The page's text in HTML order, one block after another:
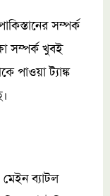
সম্পর্ক
সম্পর্ক খুবই
পাওয়া ট্যাঙ্ক
ব্যাটল